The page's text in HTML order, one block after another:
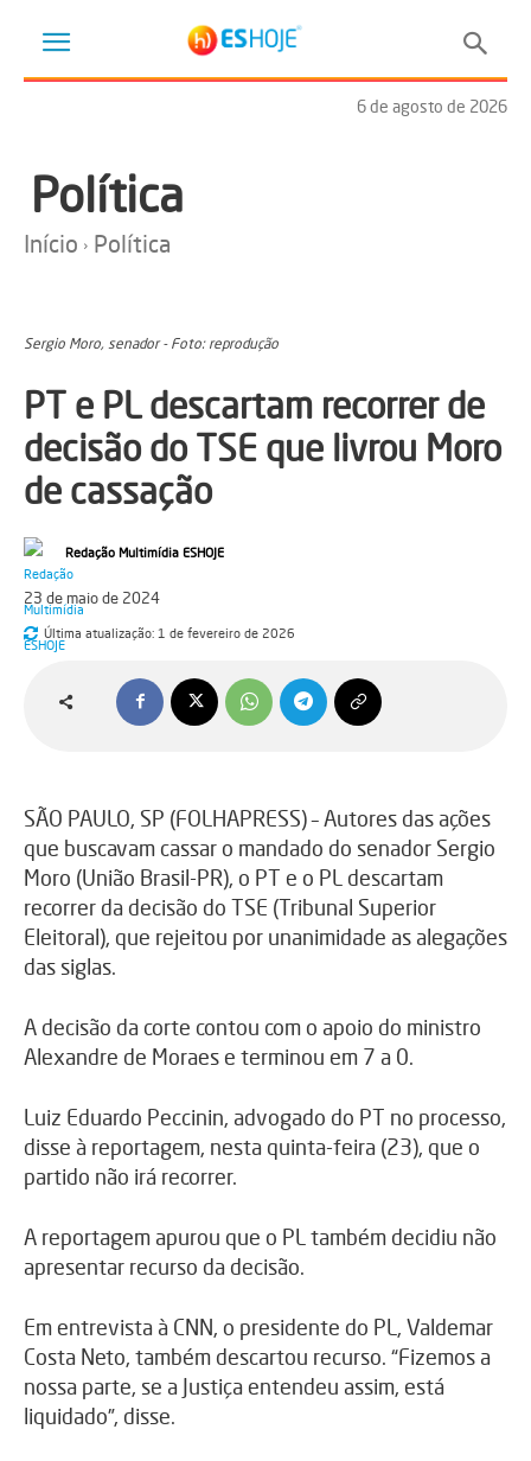
6 de agosto de 2026
Política
Início Política
Sergio Moro, senador - Foto: reprodução
PT e PL descartam recorrer de
decisão do TSE que livrou Moro
de cassação
Redação Multimídia ESHOJE
23 de maio de 2024
Última atualização: 1 de fevereiro de 2026
SÃO PAULO, SP (FOLHAPRESS) – Autores das ações
que buscavam cassar o mandado do senador Sergio
Moro (União Brasil-PR), o PT e o PL descartam
recorrer da decisão do TSE (Tribunal Superior
Eleitoral), que rejeitou por unanimidade as alegações
das siglas.
A decisão da corte contou com o apoio do ministro
Alexandre de Moraes e terminou em 7 a 0.
Luiz Eduardo Peccinin, advogado do PT no processo,
disse à reportagem, nesta quinta-feira (23), que o
partido não irá recorrer.
A reportagem apurou que o PL também decidiu não
apresentar recurso da decisão.
Em entrevista à CNN, o presidente do PL, Valdemar
Costa Neto, também descartou recurso. “Fizemos a
nossa parte, se a Justiça entendeu assim, está
liquidado”, disse.